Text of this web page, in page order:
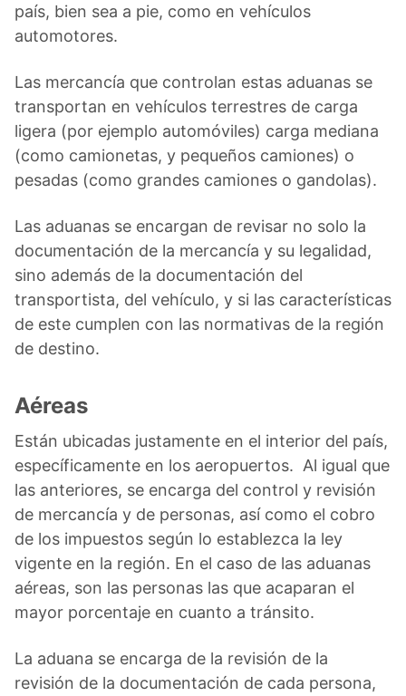
país, bien sea a pie, como en vehículos
automotores.
Las mercancía que controlan estas aduanas se
transportan en vehículos terrestres de carga
ligera (por ejemplo automóviles) carga mediana
(como camionetas, y pequeños camiones) o
pesadas (como grandes camiones o gandolas).
Las aduanas se encargan de revisar no solo la
documentación de la mercancía y su legalidad,
sino además de la documentación del
transportista, del vehículo, y si las características
de este cumplen con las normativas de la región
de destino.
Aéreas
Están ubicadas justamente en el interior del país,
específicamente en los aeropuertos. Al igual que
las anteriores, se encarga del control y revisión
de mercancía y de personas, así como el cobro
de los impuestos según lo establezca la ley
vigente en la región. En el caso de las aduanas
aéreas, son las personas las que acaparan el
mayor porcentaje en cuanto a tránsito.
La aduana se encarga de la revisión de la
revisión de la documentación de cada persona,